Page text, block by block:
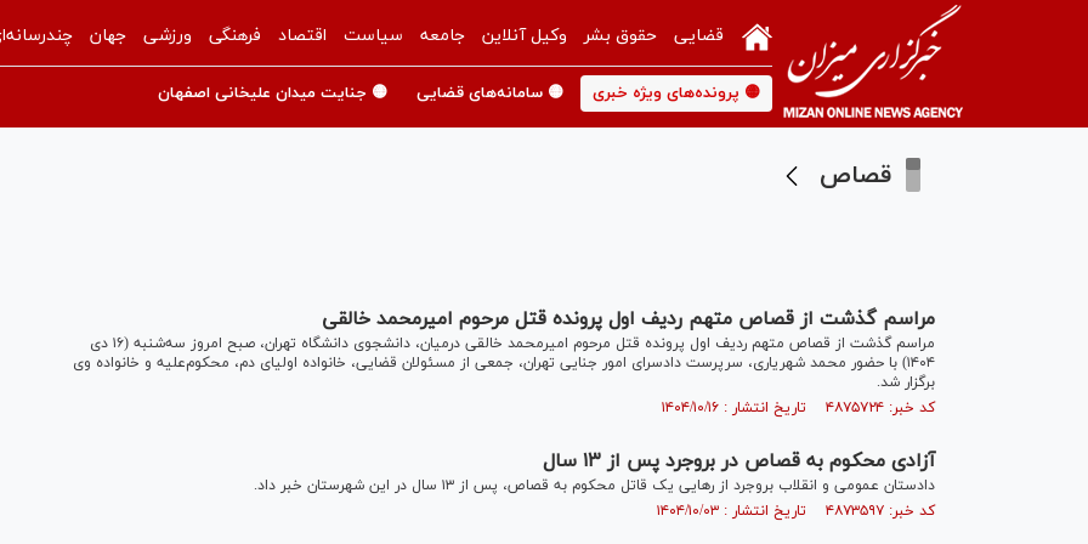
قضایی حقوق بشر وکیل آنلاین جامعه سیاست اقتصاد فرهنگی ورزشی جهان
🟡 پرونده‌های ویژه خبری 🟡 سامانه‌های قضایی 🟡 جنایت میدان علیخانی اصفهان
قصاص
مراسم گذشت از قصاص متهم ردیف اول پرونده قتل مرحوم امیرمحمد خالقی
مراسم گذشت از قصاص متهم ردیف اول پرونده قتل مرحوم امیرمحمد خالقی درمیان، دانشجوی دانشگاه تهران، صبح امروز سه‌شنبه (۱۶ دی
۱۴۰۴) با حضور محمد شهریاری، سرپرست دادسرای امور جنایی تهران، جمعی از مسئولان قضایی، خانواده اولیای دم، محکوم‌علیه و خانواده وی
برگزار شد.
کد خبر: ۴۸۷۵۷۲۴ تاریخ انتشار : ۱۴۰۴/۱۰/۱۶
آزادی محکوم به قصاص در بروجرد پس از ۱۳ سال
دادستان عمومی و انقلاب بروجرد از رهایی یک قاتل محکوم به قصاص، پس از ۱۳ سال در این شهرستان خبر داد.
کد خبر: ۴۸۷۳۵۹۷ تاریخ انتشار : ۱۴۰۴/۱۰/۰۳